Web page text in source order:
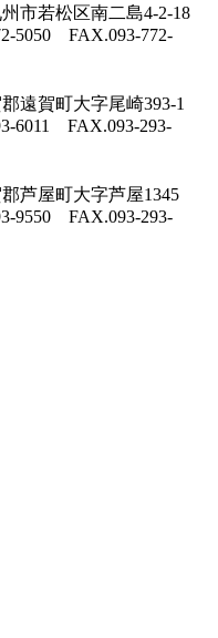
市若松区南二島4-2-18
5050 FAX.093-772-
遠賀町大字尾崎393-1
6011 FAX.093-293-
芦屋町大字芦屋1345
9550 FAX.093-293-